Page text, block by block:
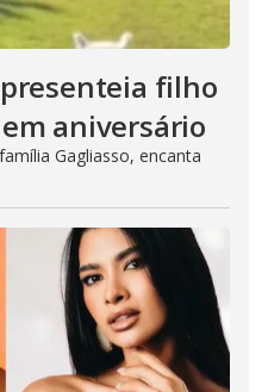
filho
aniversário
Gagliasso, encanta